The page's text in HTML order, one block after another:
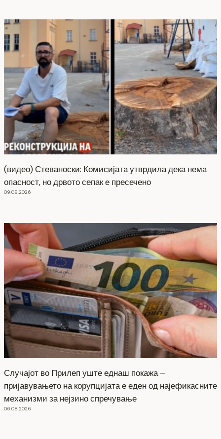
(видео) Стеваноски: Комисијата утврдила дека нема
опасност, но дрвото сепак е пресечено
09.08.2026
Случајот во Прилеп уште еднаш покажа –
пријавувањето на корупцијата е еден од најефикасните
механизми за нејзино спречување
06.08.2026